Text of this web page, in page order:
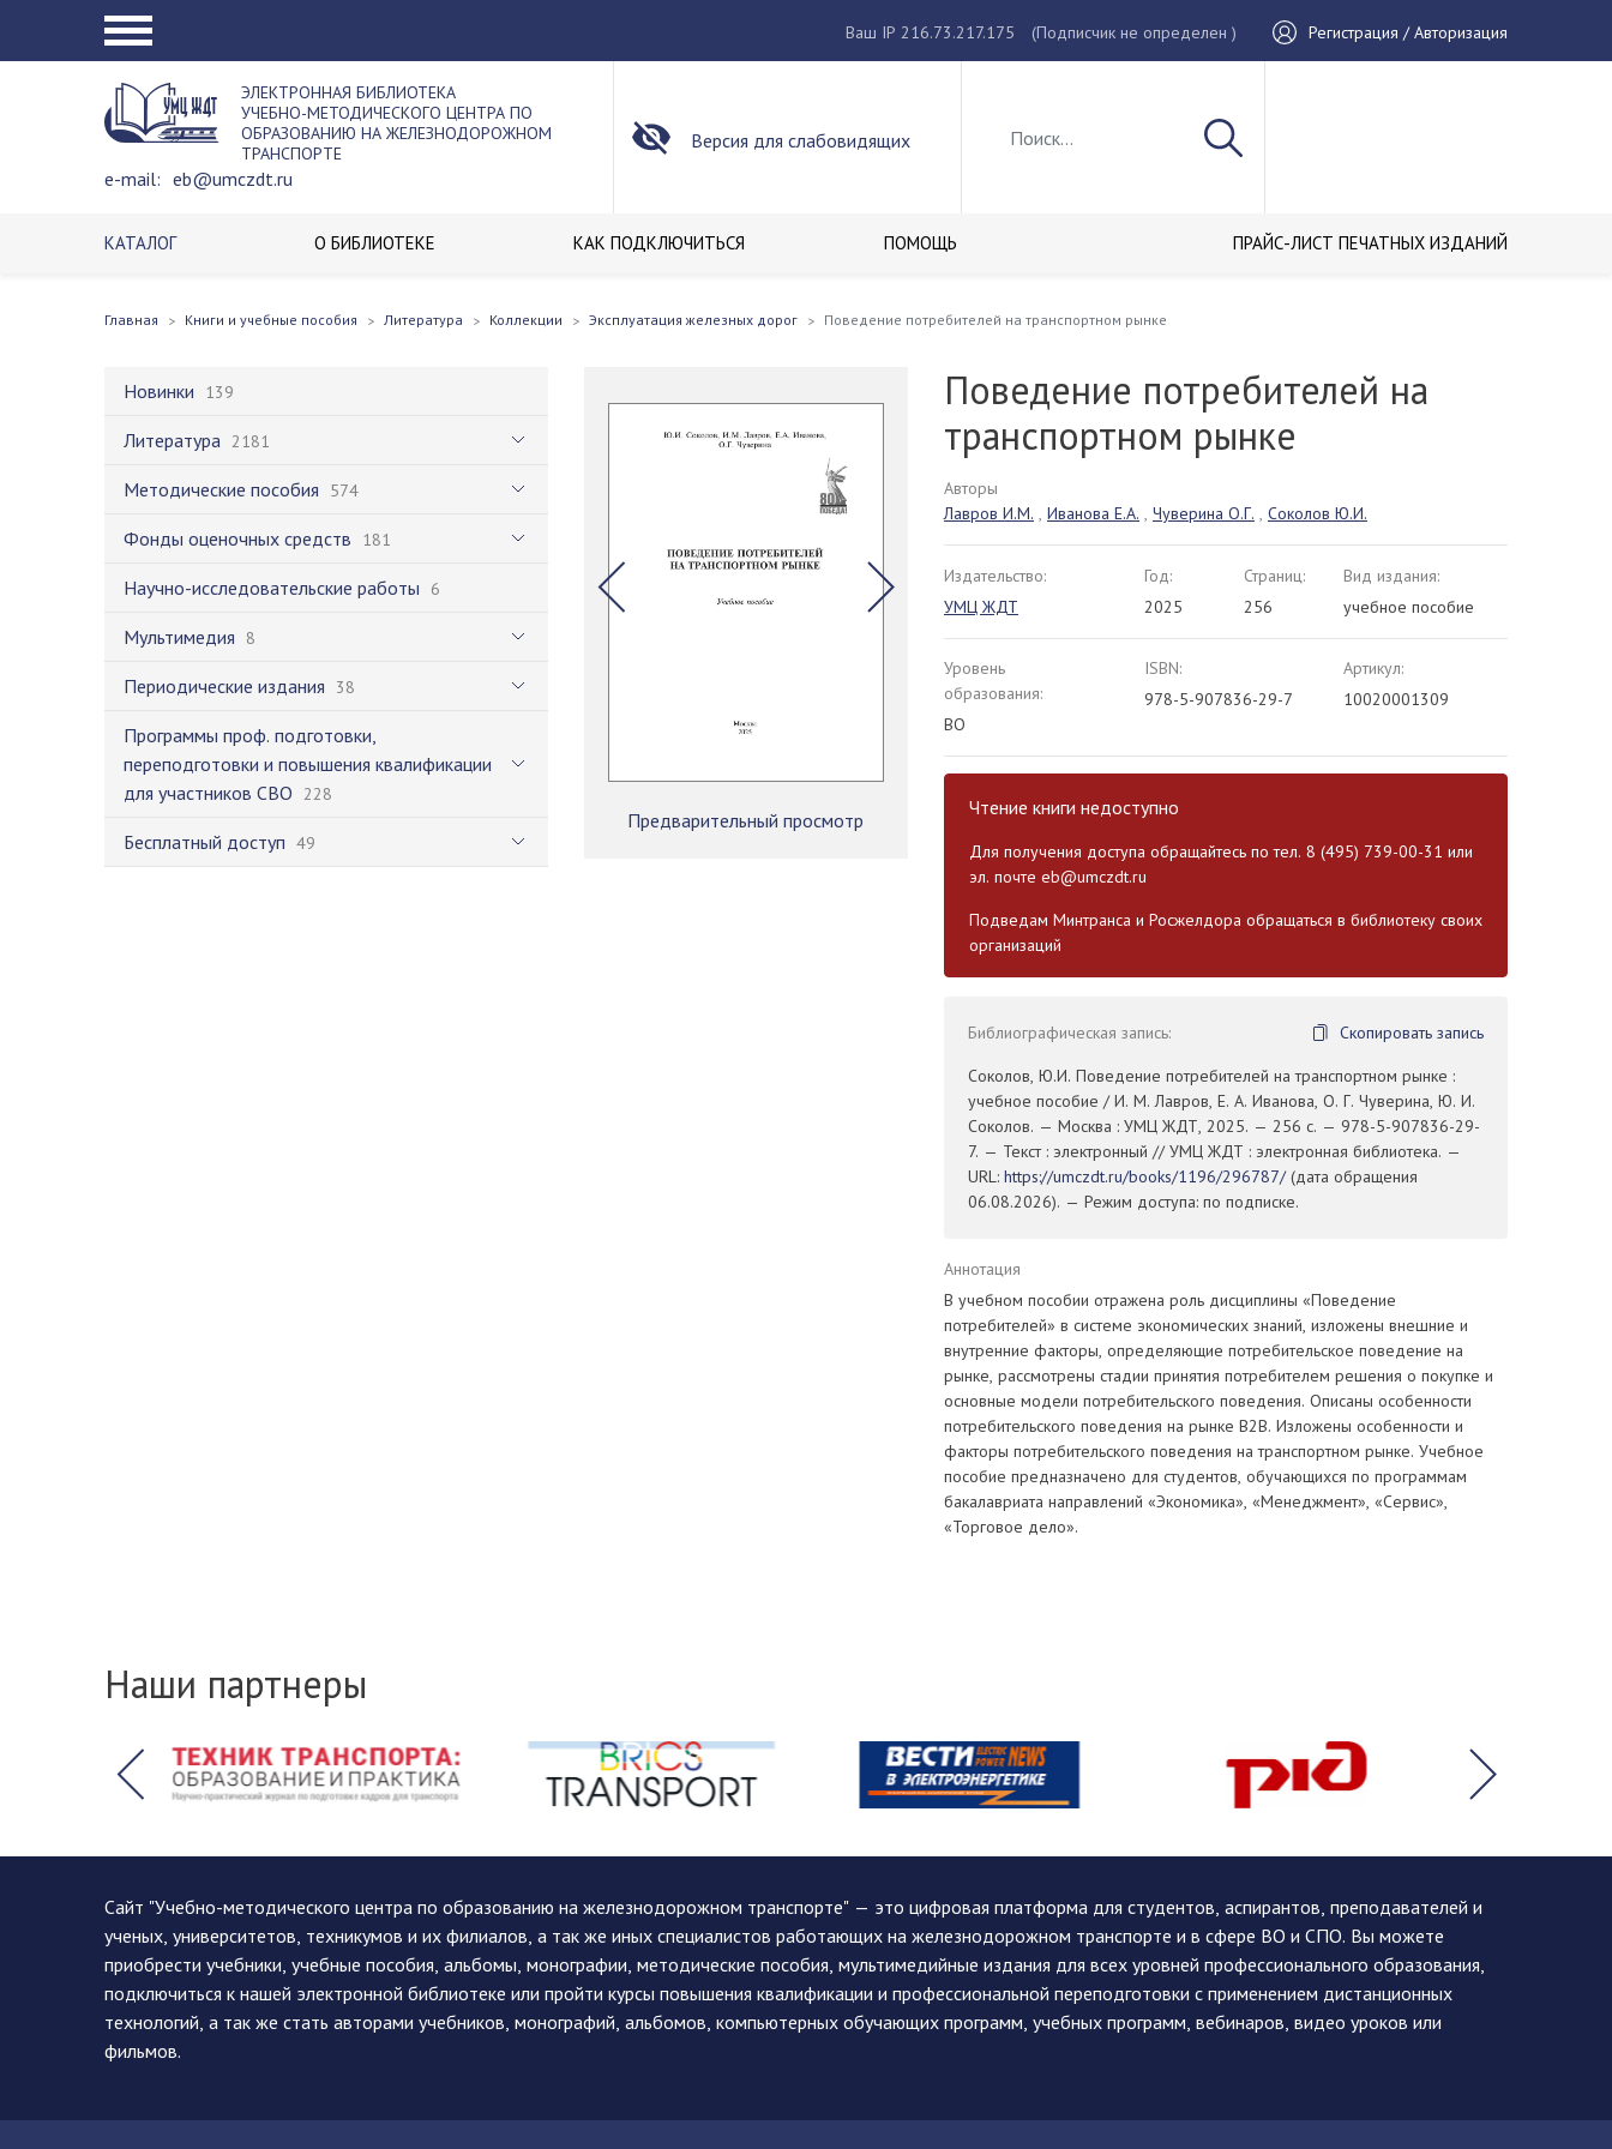
Ваш IP 216.73.217.175 (Подписчик не определен ) Регистрация / Авторизация
ЭЛЕКТРОННАЯ БИБЛИОТЕКА
УЧЕБНО-МЕТОДИЧЕСКОГО ЦЕНТРА ПО
ОБРАЗОВАНИЮ НА ЖЕЛЕЗНОДОРОЖНОМ
ТРАНСПОРТЕ
e-mail: eb@umczdt.ru
Версия для слабовидящих
КАТАЛОГ О БИБЛИОТЕКЕ КАК ПОДКЛЮЧИТЬСЯ ПОМОЩЬ ПРАЙС-ЛИСТ ПЕЧАТНЫХ ИЗДАНИЙ
Главная Книги и учебные пособия Литература Коллекции Эксплуатация железных дорог Поведение потребителей на транспортном рынке
Новинки 139
Литература 2181
Методические пособия 574
Фонды оценочных средств 181
Научно-исследовательские работы 6
Мультимедия 8
Периодические издания 38
Программы проф. подготовки,
переподготовки и повышения квалификации
для участников СВО 228
Бесплатный доступ 49
Предварительный просмотр
Поведение потребителей на
транспортном рынке
Авторы
Лавров И.М. , Иванова Е.А. , Чуверина О.Г. , Соколов Ю.И.
Издательство:
УМЦ ЖДТ
Год:
2025
Страниц:
256
Вид издания:
учебное пособие
Уровень
образования:
ВО
ISBN:
978-5-907836-29-7
Артикул:
10020001309
Чтение книги недоступно
Для получения доступа обращайтесь по тел. 8 (495) 739-00-31 или
эл. почте eb@umczdt.ru
Подведам Минтранса и Росжелдора обращаться в библиотеку своих
организаций
Библиографическая запись:
Скопировать запись
Соколов, Ю.И. Поведение потребителей на транспортном рынке :
учебное пособие / И. М. Лавров, Е. А. Иванова, О. Г. Чуверина, Ю. И.
Соколов. — Москва : УМЦ ЖДТ, 2025. — 256 с. — 978-5-907836-29-
7. — Текст : электронный // УМЦ ЖДТ : электронная библиотека. —
URL: https://umczdt.ru/books/1196/296787/(дата обращения
06.08.2026). — Режим доступа: по подписке.
Аннотация
В учебном пособии отражена роль дисциплины «Поведение
потребителей» в системе экономических знаний, изложены внешние и
внутренние факторы, определяющие потребительское поведение на
рынке, рассмотрены стадии принятия потребителем решения о покупке и
основные модели потребительского поведения. Описаны особенности
потребительского поведения на рынке В2В. Изложены особенности и
факторы потребительского поведения на транспортном рынке. Учебное
пособие предназначено для студентов, обучающихся по программам
бакалавриата направлений «Экономика», «Менеджмент», «Сервис»,
«Торговое дело».
Наши партнеры
Сайт "Учебно-методического центра по образованию на железнодорожном транспорте" — это цифровая платформа для студентов, аспирантов, преподавателей и
ученых, университетов, техникумов и их филиалов, а так же иных специалистов работающих на железнодорожном транспорте и в сфере ВО и СПО. Вы можете
приобрести учебники, учебные пособия, альбомы, монографии, методические пособия, мультимедийные издания для всех уровней профессионального образования,
подключиться к нашей электронной библиотеке или пройти курсы повышения квалификации и профессиональной переподготовки с применением дистанционных
технологий, а так же стать авторами учебников, монографий, альбомов, компьютерных обучающих программ, учебных программ, вебинаров, видео уроков или
фильмов.